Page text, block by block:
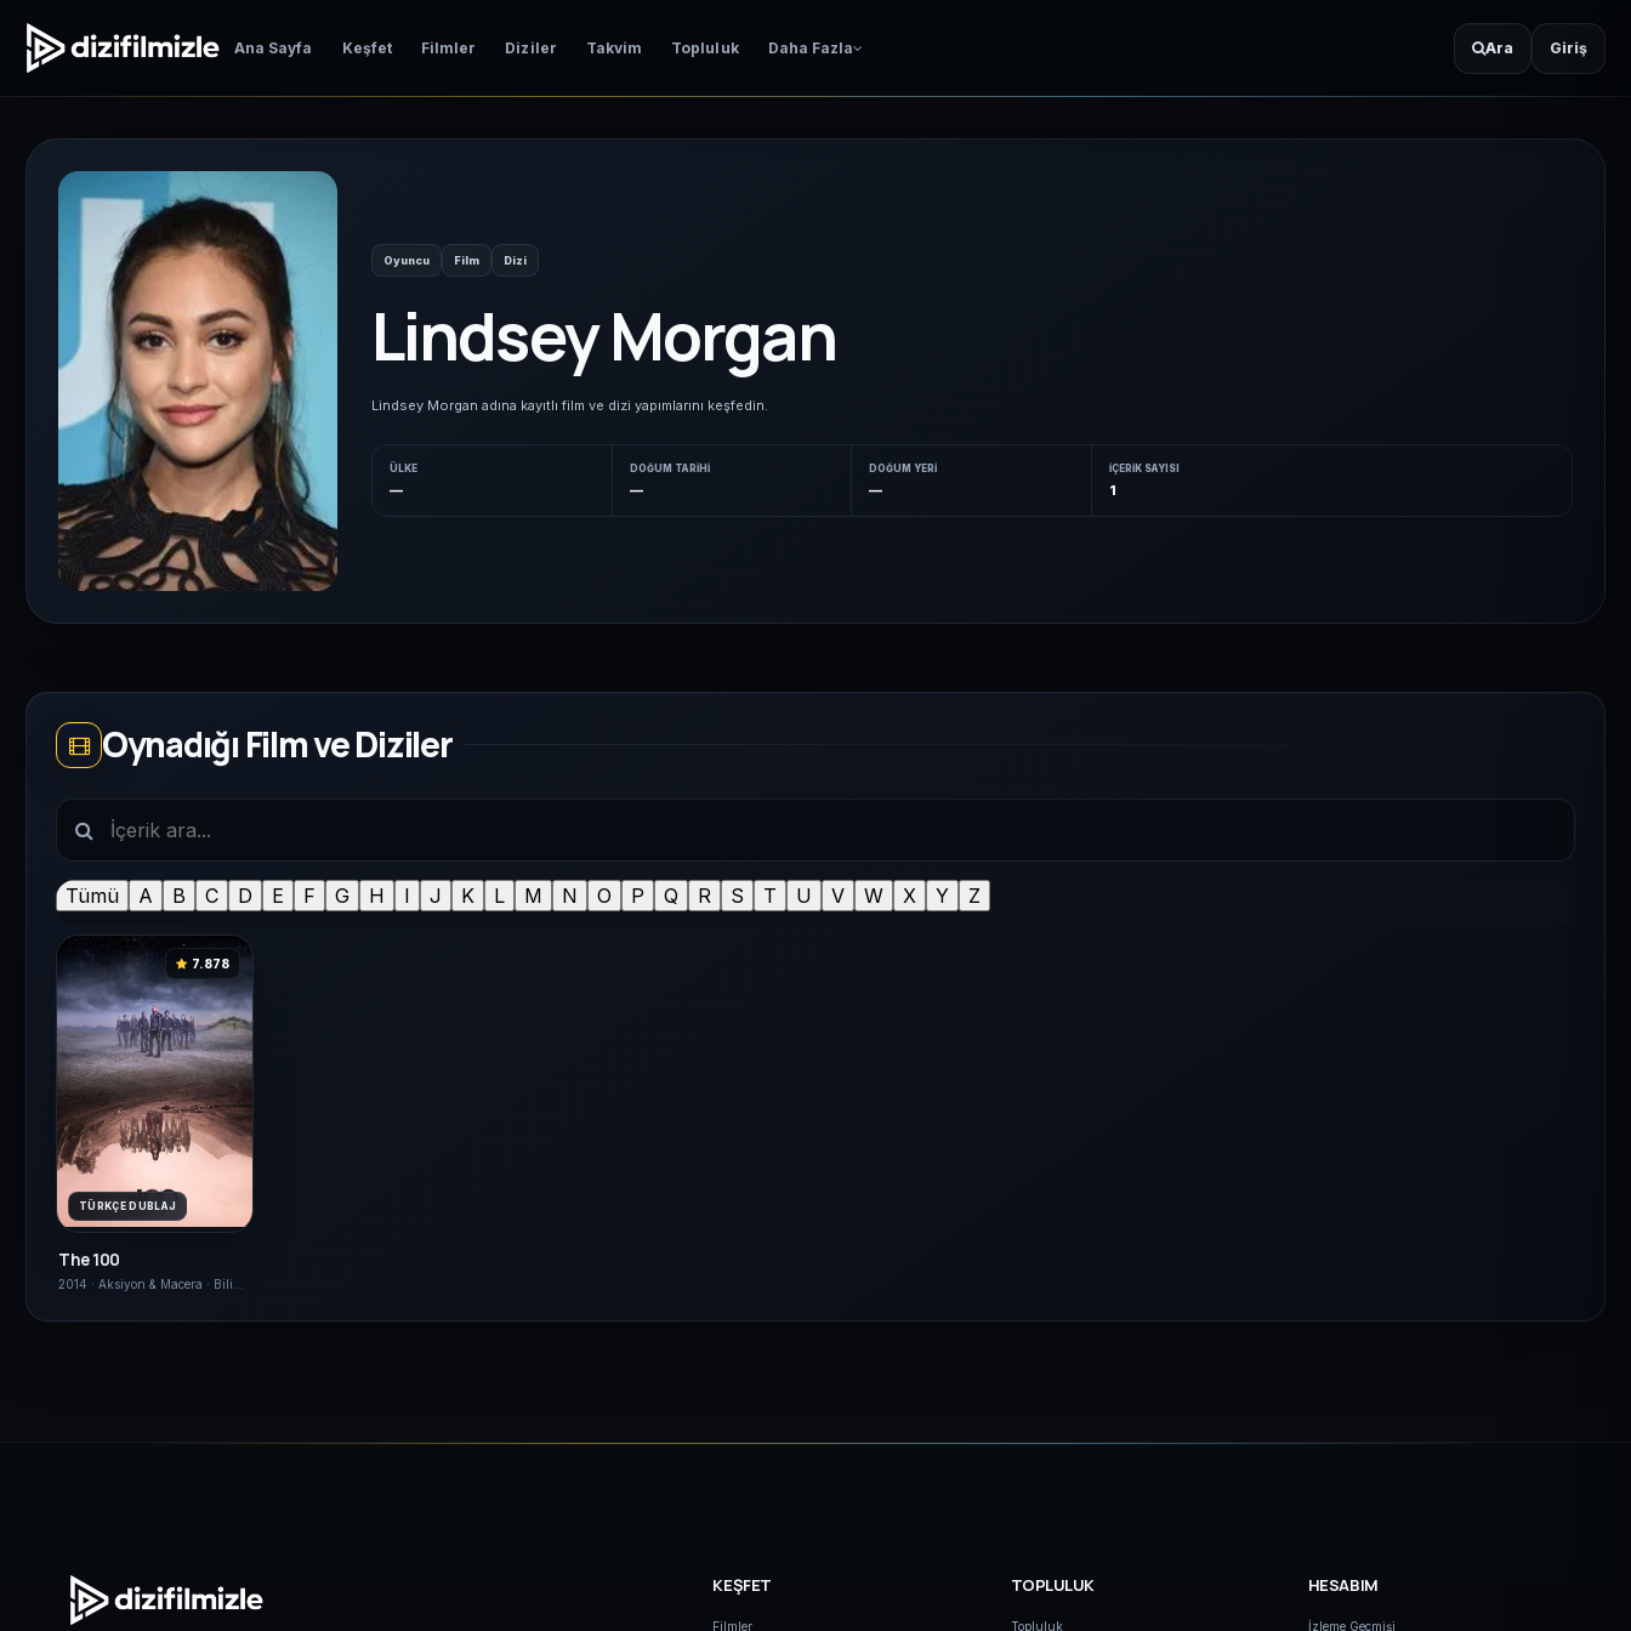
Ana Sayfa Keşfet Filmler Diziler Takvim Topluluk Daha Fazla Ara Giriş
Oyuncu Film Dizi
Lindsey Morgan
Lindsey Morgan adına kayıtlı film ve dizi yapımlarını keşfedin.
ÜLKE
—
DOĞUM TARIHI
—
DOĞUM YERI
—
İÇERIK SAYISI
1
Oynadığı Film ve Diziler
Tümü A B C D E F G H I J K L M N O P Q R S T U V W X Y Z
7.878
TÜRKÇE DUBLAJ
The 100
2014 · Aksiyon & Macera · Bilim Kurgu & Fantazi
KEŞFET
Filmler
TOPLULUK
Topluluk
HESABIM
İzleme Geçmişi